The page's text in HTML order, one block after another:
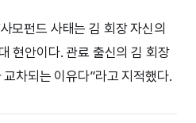
모펀드 사태는 김 회장 자신의
현안이다. 관료 출신의 김 회장
차되는 이유다”라고 지적했다.